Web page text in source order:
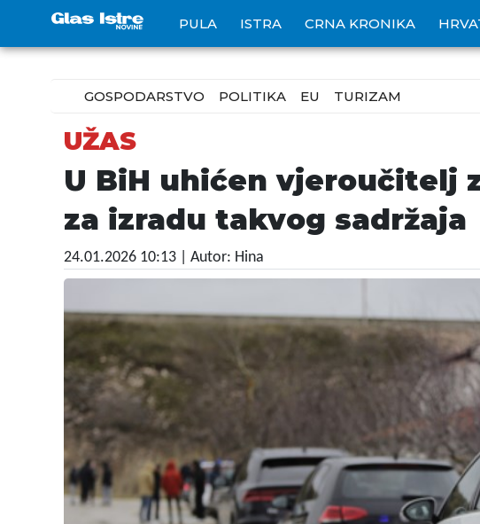
PULA ISTRA CRNA KRONIKA
GOSPODARSTVO POLITIKA EU TURIZAM
UŽAS
U BiH uhićen vjeroučitelj
za izradu takvog sadržaja
24.01.2026 10:13 | Autor: Hina